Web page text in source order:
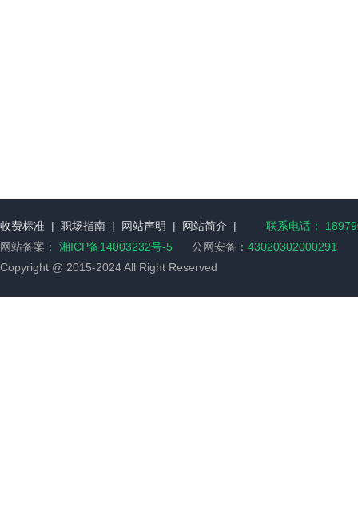
收费标准 | 职场指南 | 网站声明 | 网站简介 |
联系电话：
网站备案： 湘ICP备14003232号-5 公网安备： 43020302000291
Copyright @ 2015-2024 All Right Reserved